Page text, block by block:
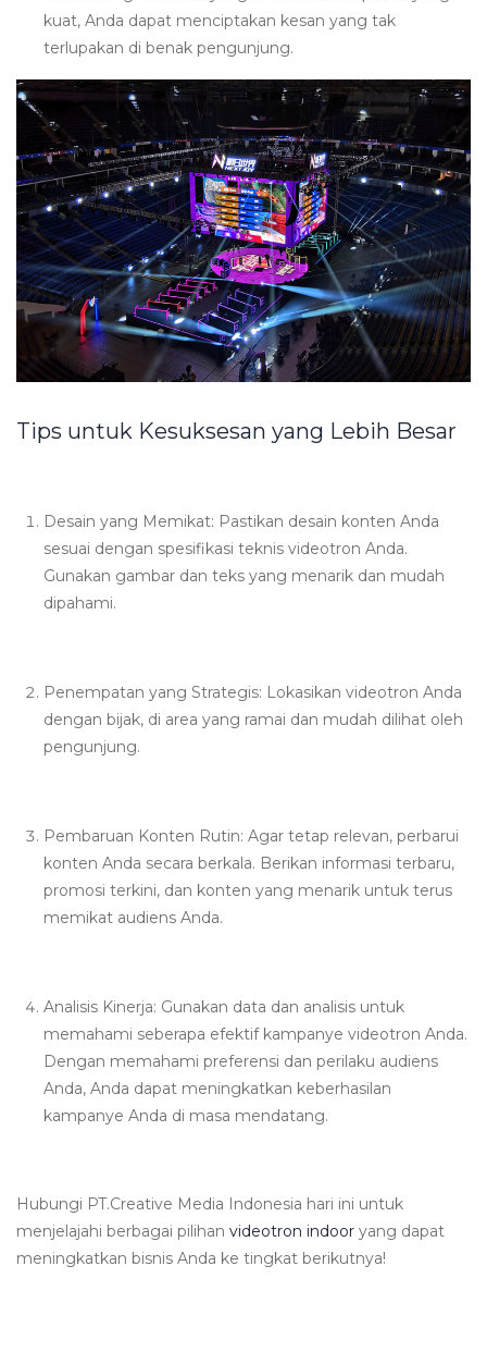
kuat, Anda dapat menciptakan kesan yang tak
terlupakan di benak pengunjung.
Tips untuk Kesuksesan yang Lebih Besar
Desain yang Memikat: Pastikan desain konten Anda
sesuai dengan spesifikasi teknis videotron Anda.
Gunakan gambar dan teks yang menarik dan mudah
dipahami.
Penempatan yang Strategis: Lokasikan videotron Anda
dengan bijak, di area yang ramai dan mudah dilihat oleh
pengunjung.
Pembaruan Konten Rutin: Agar tetap relevan, perbarui
konten Anda secara berkala. Berikan informasi terbaru,
promosi terkini, dan konten yang menarik untuk terus
memikat audiens Anda.
Analisis Kinerja: Gunakan data dan analisis untuk
memahami seberapa efektif kampanye videotron Anda.
Dengan memahami preferensi dan perilaku audiens
Anda, Anda dapat meningkatkan keberhasilan
kampanye Anda di masa mendatang.
Hubungi PT.Creative Media Indonesia hari ini untuk
menjelajahi berbagai pilihan videotron indoor yang dapat
meningkatkan bisnis Anda ke tingkat berikutnya!